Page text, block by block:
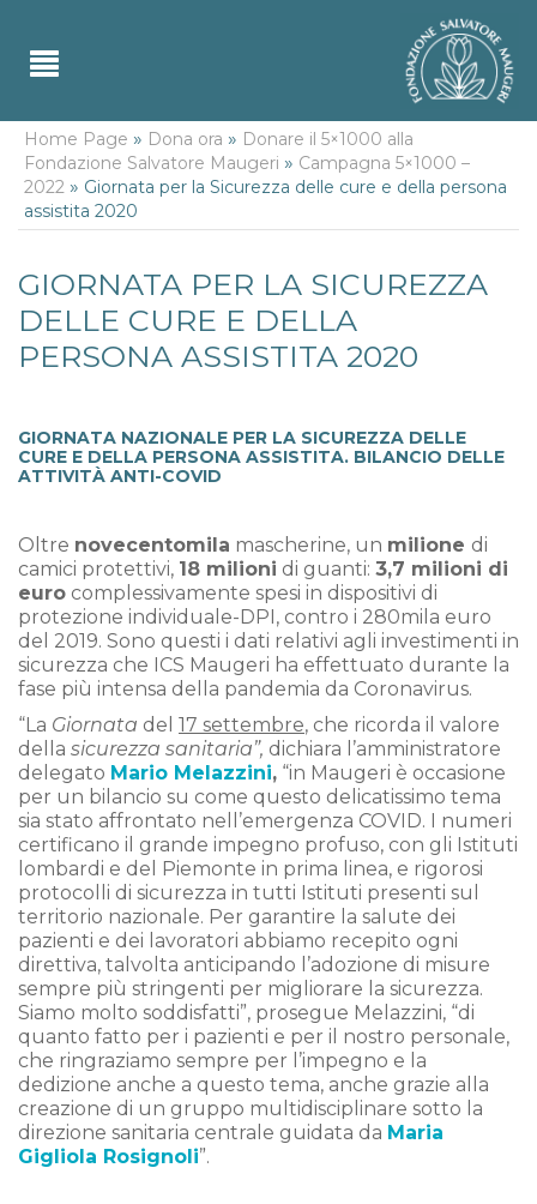
Home Page » Dona ora » Donare il 5×1000 alla
Fondazione Salvatore Maugeri » Campagna 5×1000 –
2022 » Giornata per la Sicurezza delle cure e della persona
assistita 2020
GIORNATA PER LA SICUREZZA
DELLE CURE E DELLA
PERSONA ASSISTITA 2020
GIORNATA NAZIONALE PER LA SICUREZZA DELLE
CURE E DELLA PERSONA ASSISTITA. BILANCIO DELLE
ATTIVITÀ ANTI-COVID
Oltre novecentomila mascherine, un milione di
camici protettivi, 18 milioni di guanti: 3,7 milioni di
euro complessivamente spesi in dispositivi di
protezione individuale-DPI, contro i 280mila euro
del 2019. Sono questi i dati relativi agli investimenti in
sicurezza che ICS Maugeri ha effettuato durante la
fase più intensa della pandemia da Coronavirus.
“La Giornata del 17 settembre, che ricorda il valore
della sicurezza sanitaria”, dichiara l’amministratore
delegato Mario Melazzini, “in Maugeri è occasione
per un bilancio su come questo delicatissimo tema
sia stato affrontato nell’emergenza COVID. I numeri
certificano il grande impegno profuso, con gli Istituti
lombardi e del Piemonte in prima linea, e rigorosi
protocolli di sicurezza in tutti Istituti presenti sul
territorio nazionale. Per garantire la salute dei
pazienti e dei lavoratori abbiamo recepito ogni
direttiva, talvolta anticipando l’adozione di misure
sempre più stringenti per migliorare la sicurezza.
Siamo molto soddisfatti”, prosegue Melazzini, “di
quanto fatto per i pazienti e per il nostro personale,
che ringraziamo sempre per l’impegno e la
dedizione anche a questo tema, anche grazie alla
creazione di un gruppo multidisciplinare sotto la
direzione sanitaria centrale guidata da Maria
Gigliola Rosignoli”.